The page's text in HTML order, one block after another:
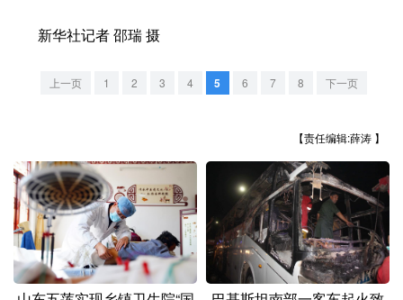
山东 河南 湖北 湖南
重庆
四川 贵州 云南 西藏
陕西 甘肃 青海 宁夏
新疆 内蒙古 黑龙江
新华社记者 邵瑞 摄
上一页 1 2 3 4 5 6 7 8 下一页
【责任编辑:薛涛 】